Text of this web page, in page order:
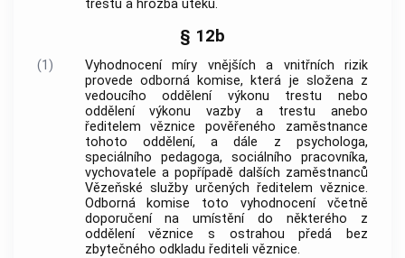
trestu a hrozba útěku.
§ 12b
(1)
Vyhodnocení míry vnějších a vnitřních rizik
provede odborná komise, která je složena z
vedoucího oddělení výkonu trestu nebo
oddělení výkonu vazby a trestu anebo
ředitelem věznice pověřeného zaměstnance
tohoto oddělení, a dále z psychologa,
speciálního pedagoga, sociálního pracovníka,
vychovatele a popřípadě dalších zaměstnanců
Vězeňské služby určených ředitelem věznice.
Odborná komise toto vyhodnocení včetně
doporučení na umístění do některého z
oddělení věznice s ostrahou předá bez
zbytečného odkladu řediteli věznice.